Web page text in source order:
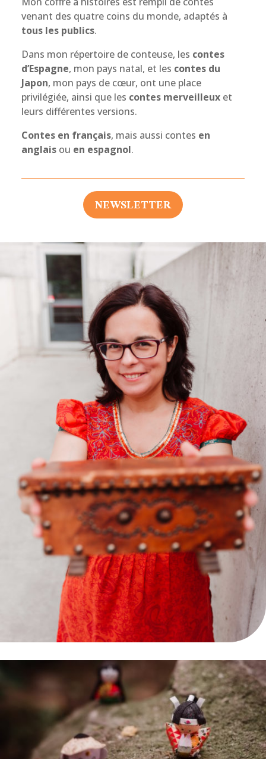
venant des quatre coins du monde, adaptés à
tous les publics.
Dans mon répertoire de conteuse, les contes
d’Espagne, mon pays natal, et les contes du
Japon, mon pays de cœur, ont une place
privilégiée, ainsi que les contes merveilleuxet
leurs différentes versions.
Contes en français, mais aussi contes en
anglaisou en espagnol.
NEWSLETTER